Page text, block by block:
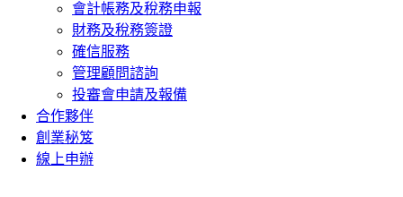
會計帳務及稅務申報
財務及稅務簽證
確信服務
管理顧問諮詢
投審會申請及報備
合作夥伴
創業秘笈
線上申辦